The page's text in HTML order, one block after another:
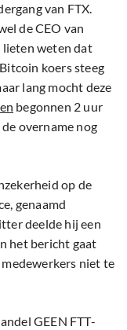
van FTX.
de CEO van
lieten weten dat
koers steeg
lang mocht deze
begonnen 2 uur
overname nog
op de
genaamd
deelde hij een
het bericht gaat
niet te
GEEN FTT-